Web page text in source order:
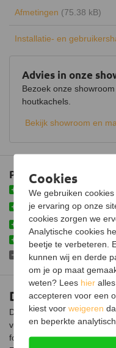
Dovre Astro 2/L
De Dovre Astro 2/L heeft
vermogen van 7 kW.
formaat komt deze
Plus- en minpunten
Met Air Wash-
Hoog rendement
verbrandingssysteem
Hoogwaardig materiaal
Voorzien van
Zijpanelen niet
Advies in onze
Bezoek onze
houtkachels.
Bekijk showroom en
Luchtregelaar
Doorsnede aansluiting
Fijnstof per kubieke meter
Luchttoevoeraansluiting
Aansluitbaar op CV
Afmetingen (B x D x H)
Gewicht
Materiaal
Afwerking
Kleur
Weggewerkte aslade
Afmetingen (75.38 kB)
Installatie- en
Cookies
We gebruiken
je ervaring op onze
cookies zorgen we
Analytische cookies
beetje te verbeteren.
kunnen wij en derde
om je op maat
weten? Lees hier
accepteren voor een
kiest voorweigeren
en beperkte